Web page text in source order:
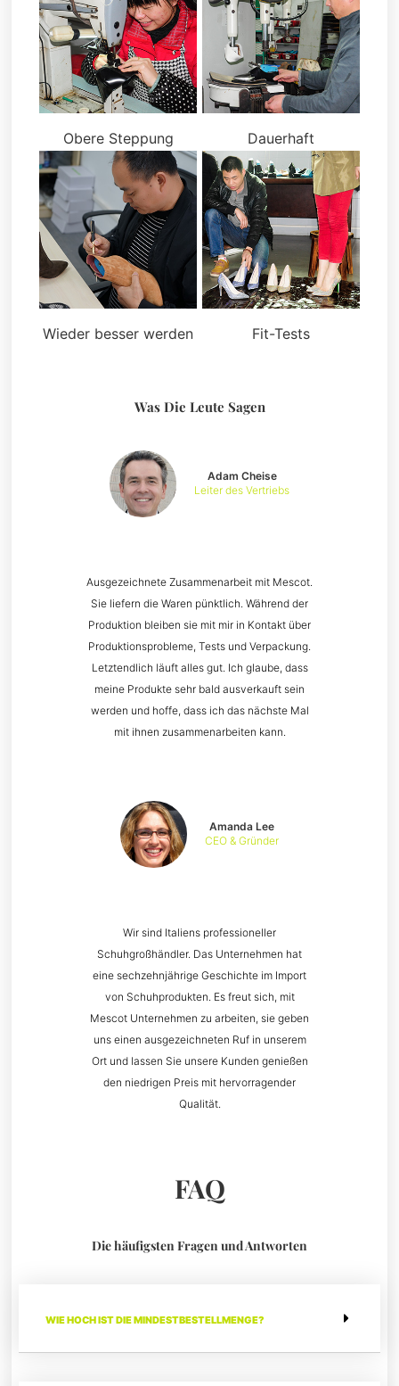
Obere Steppung Dauerhaft
Wieder besser werden Fit-Tests
Was Die Leute Sagen
Wir sind Italiens professioneller
Schuhgroßhändler. Das Unternehmen hat
eine sechzehnjährige Geschichte im Import
von Schuhprodukten. Es freut sich, mit
Mescot Unternehmen zu arbeiten, sie geben
uns einen ausgezeichneten Ruf in unserem
Ort und lassen Sie unsere Kunden genießen
den niedrigen Preis mit hervorragender
Qualität.
Amanda Lee
CEO & Gründer
Ausgezeichnete Zusammenarbeit mit Mescot.
Sie liefern die Waren pünktlich. Während der
Produktion bleiben sie mit mir in Kontakt über
Produktionsprobleme, Tests und Verpackung.
Letztendlich läuft alles gut. Ich glaube, dass
meine Produkte sehr bald ausverkauft sein
werden und hoffe, dass ich das nächste Mal
mit ihnen zusammenarbeiten kann.
Adam Cheise
Leiter des Vertriebs
FAQ
Die häufigsten Fragen und Antworten
WIE HOCH IST DIE MINDESTBESTELLMENGE?